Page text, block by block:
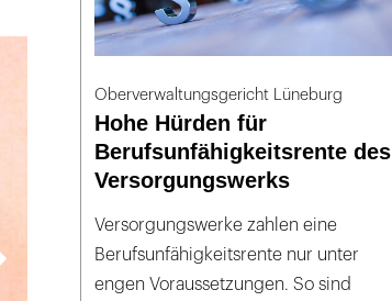
Oberverwaltungsgericht Lüneburg
Hohe Hürden für
Berufsunfähigkeitsrente des
Versorgungswerks
Versorgungswerke zahlen eine
Berufsunfähigkeitsrente nur unter
engen Voraussetzungen. So sind